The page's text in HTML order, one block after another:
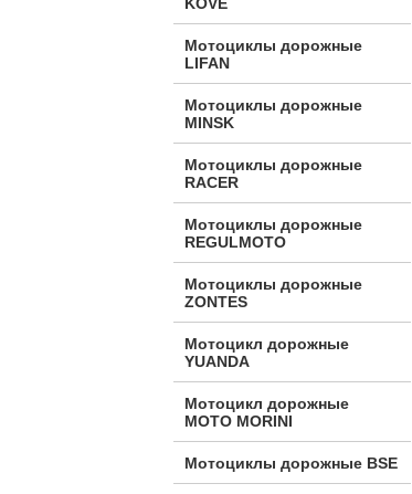
Мотоциклы дорожные
LIFAN
Мотоциклы дорожные
MINSK
Мотоциклы дорожные
RACER
Мотоциклы дорожные
REGULMOTO
Мотоциклы дорожные
ZONTES
Мотоцикл дорожные
YUANDA
Мотоцикл дорожные
МОТО MORINI
Мотоциклы дорожные BSE